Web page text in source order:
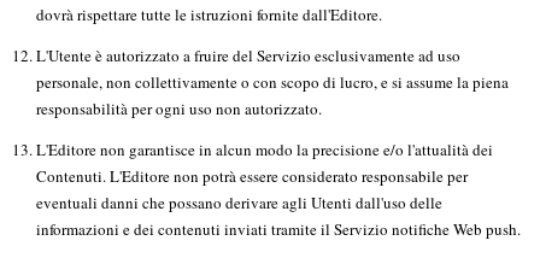
dovrà rispettare tutte le istruzioni fornite dall'Editore.
L'Utente è autorizzato a fruire del Servizio esclusivamente ad uso
personale, non collettivamente o con scopo di lucro, e si assume la piena
responsabilità per ogni uso non autorizzato.
L'Editore non garantisce in alcun modo la precisione e/o l'attualità dei
Contenuti. L'Editore non potrà essere considerato responsabile per
eventuali danni che possano derivare agli Utenti dall'uso delle
informazioni e dei contenuti inviati tramite il Servizio notifiche Web push.